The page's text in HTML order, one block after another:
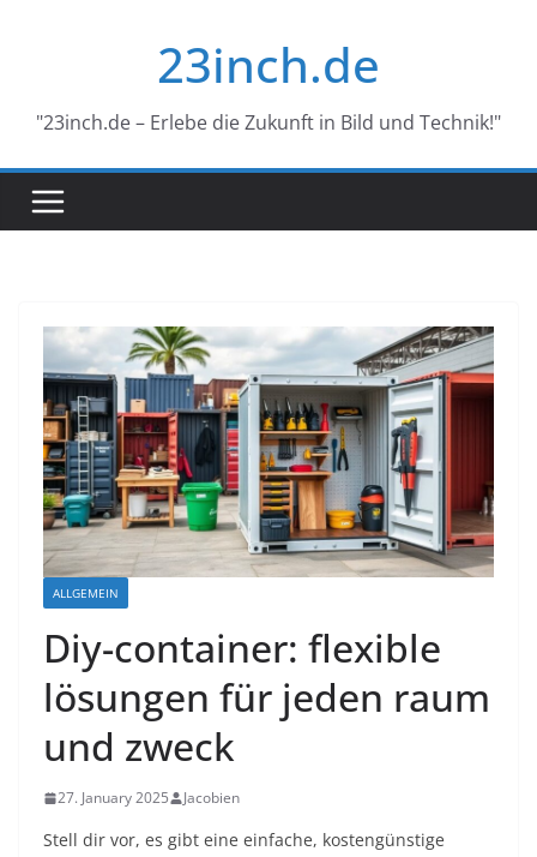
23inch.de
"23inch.de – Erlebe die Zukunft in Bild und Technik!"
ALLGEMEIN
Diy-container: flexible
lösungen für jeden raum
und zweck
27. January 2025 Jacobien
Stell dir vor, es gibt eine einfache, kostengünstige